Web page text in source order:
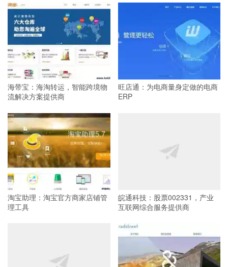
海带宝：海淘转运，智能跨境物
流解决方案提供商
旺店通：为电商量身定做的电商
ERP
淘宝助理：淘宝官方商家店铺管
理工具
皖通科技：股票002331，产业
互联网综合服务提供商